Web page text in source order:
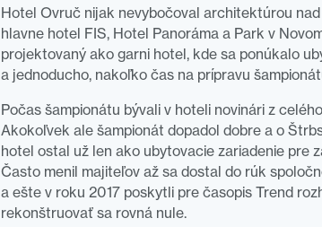
Hotel Ovruč nijak nevybočoval architektúrou
hlavne hotel FIS, Hotel Panoráma a Park v
projektovaný ako garni hotel, kde sa ponúkalo
a jednoducho, nakoľko čas na prípravu
Počas šampionátu bývali v hoteli novinári z
Akokoľvek ale šampionát dopadol dobre a o
hotel ostal už len ako ubytovacie zariadenie pre
Často menil majiteľov až sa dostal do rúk
a ešte v roku 2017 poskytli pre časopis Trend
rekonštruovať sa rovná nule.